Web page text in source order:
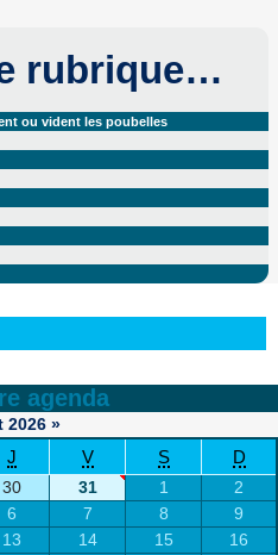
rubrique…
ou vident les poubelles
agenda
2026 »
J V S D
30 31 1
2
6 7 8
9
13 14 15
16